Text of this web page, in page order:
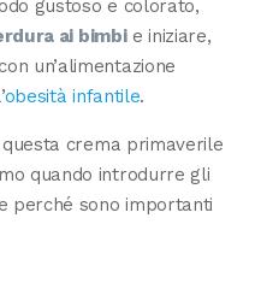
gustoso e colorato,
ai bimbie iniziare,
un’alimentazione
obesità infantile.
crema primaverile
quando introdurre gli
perché sono importanti